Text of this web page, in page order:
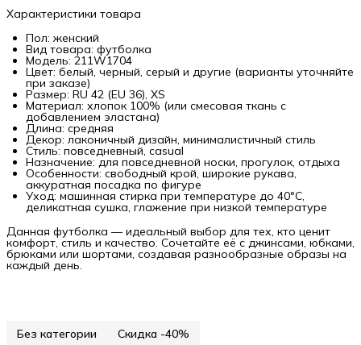
Характеристики товара
Пол: женский
Вид товара: футболка
Модель: 211W1704
Цвет: белый, черный, серый и другие (варианты уточняйте
при заказе)
Размер: RU 42 (EU 36), XS
Материал: хлопок 100% (или смесовая ткань с
добавлением эластана)
Длина: средняя
Декор: лаконичный дизайн, минималистичный стиль
Стиль: повседневный, casual
Назначение: для повседневной носки, прогулок, отдыха
Особенности: свободный крой, широкие рукава,
аккуратная посадка по фигуре
Уход: машинная стирка при температуре до 40°C,
деликатная сушка, глажение при низкой температуре
Данная футболка — идеальный выбор для тех, кто ценит
комфорт, стиль и качество. Сочетайте её с джинсами, юбками,
брюками или шортами, создавая разнообразные образы на
каждый день.
Без категории Скидка -40%